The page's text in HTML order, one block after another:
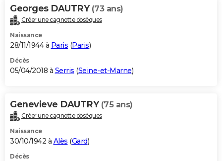
Georges DAUTRY (73 ans)
Créer une cagnotte obsèques
Naissance
28/11/1944 à Paris (Paris)
Décès
05/04/2018 à Serris (Seine-et-Marne)
Genevieve DAUTRY (75 ans)
Créer une cagnotte obsèques
Naissance
30/10/1942 à Alès (Gard)
Décès